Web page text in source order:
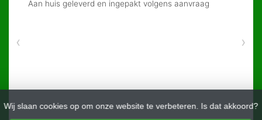
Wij slaan cookies op om onze website te verbeteren. Is dat akkoord?